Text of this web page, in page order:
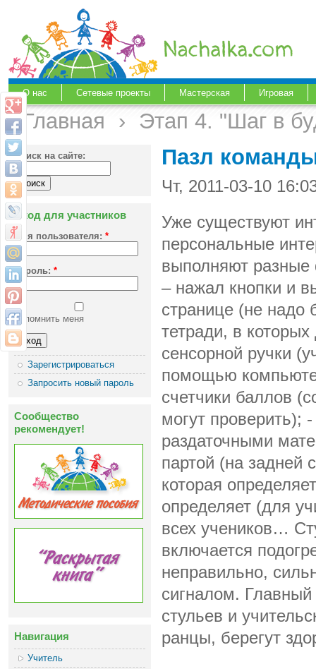
О нас Сетевые проекты Мастерская Игровая
Главная › Этап 4. "Шаг в
Поиск на сайте:
Вход для участников
Имя пользователя: *
Пароль: *
Запомнить меня
Зарегистрироваться
Запросить новый пароль
Сообщество
рекомендует!
Навигация
Учитель
Пазл
Чт, 2011-03-10
Уже существуют
персональные
выполняют разные
– нажал кнопки и
странице (не надо
тетради, в
сенсорной ручки
помощью
счетчики баллов
могут проверить);
раздаточными
партой (на задней
которая
определяет (для
всех учеников…
включается
неправильно,
сигналом.
стульев и
ранцы, берегут